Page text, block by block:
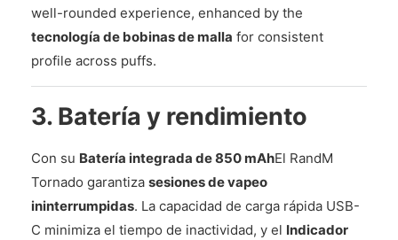
well-rounded experience, enhanced by the
tecnología de bobinas de malla for consistent
profile across puffs.
3. Batería y rendimiento
Con su Batería integrada de 850 mAhEl RandM
Tornado garantiza sesiones de vapeo
ininterrumpidas. La capacidad de carga rápida USB-
C minimiza el tiempo de inactividad, y el Indicador